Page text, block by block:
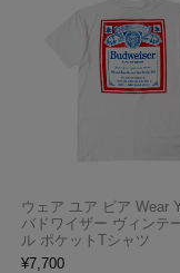
ウェア ユア ビア Wear
バドワイザー ヴィンテ
ル ポケットTシャツ
¥7,700